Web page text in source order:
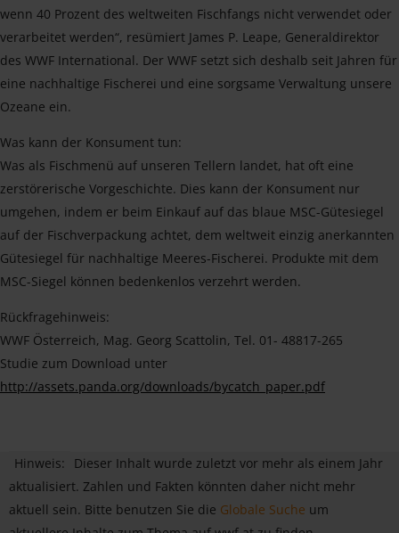
wenn 40 Prozent des weltweiten Fischfangs nicht verwendet oder
verarbeitet werden“, resümiert James P. Leape, Generaldirektor
des WWF International. Der WWF setzt sich deshalb seit Jahren für
eine nachhaltige Fischerei und eine sorgsame Verwaltung unsere
Ozeane ein.
Was kann der Konsument tun:
Was als Fischmenü auf unseren Tellern landet, hat oft eine
zerstörerische Vorgeschichte. Dies kann der Konsument nur
umgehen, indem er beim Einkauf auf das blaue MSC-Gütesiegel
auf der Fischverpackung achtet, dem weltweit einzig anerkannten
Gütesiegel für nachhaltige Meeres-Fischerei. Produkte mit dem
MSC-Siegel können bedenkenlos verzehrt werden.
Rückfragehinweis:
WWF Österreich, Mag. Georg Scattolin, Tel. 01- 48817-265
Studie zum Download unter
http://assets.panda.org/downloads/bycatch_paper.pdf
Hinweis:
Dieser Inhalt wurde zuletzt vor mehr als einem Jahr
aktualisiert. Zahlen und Fakten könnten daher nicht mehr
aktuell sein. Bitte benutzen Sie die Globale Suche um